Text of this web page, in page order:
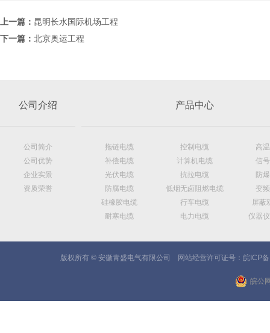
上一篇： 昆明长水国际机场工程
下一篇： 北京奥运工程
公司介绍
公司简介
公司优势
企业实景
资质荣誉
产品中心
拖链电缆 控制电缆
高
补偿电缆
计算机电缆
信
光伏电缆
抗拉电缆
防
防腐电缆
低烟无卤阻燃电缆
变
硅橡胶电缆
行车电缆
屏蔽
耐寒电缆
电力电缆 仪器
版权所有 © 安徽青盛电气有限公司 网站经营许可证号： 皖ICP
皖公